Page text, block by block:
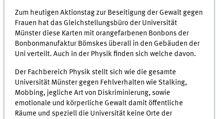
Zum heutigen Aktionstag zur Beseitigung der Gewalt gegen
Frauen hat das Gleichstellungsbüro der Universität
Münster diese Karten mit orangefarbenen Bonbons der
Bonbonmanufaktur Bömskes überall in den Gebäuden der
Uni verteilt. Auch in der Physik finden sich welche davon.
Der Fachbereich Physik stellt sich wie die gesamte
Universität Münster gegen Fehlverhalten wie Stalking,
Mobbing, jegliche Art von Diskriminierung, sowie
emotionale und körperliche Gewalt damit öffentliche
Räume und speziell die Universität keine Orte der